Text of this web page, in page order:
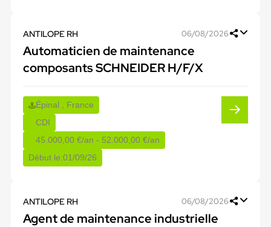
ANTILOPE RH 06/08/2026
Automaticien de maintenance
composants SCHNEIDER H/F/X
Épinal , France
CDI
45.000,00 €/an - 52.000,00 €/an
Début le:01/09/26
ANTILOPE RH 06/08/2026
Agent de maintenance industrielle